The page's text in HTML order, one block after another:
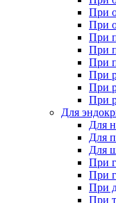
При
При
При
При
При
При
При
При
Для
Для
Для
Для
При
При
При
При